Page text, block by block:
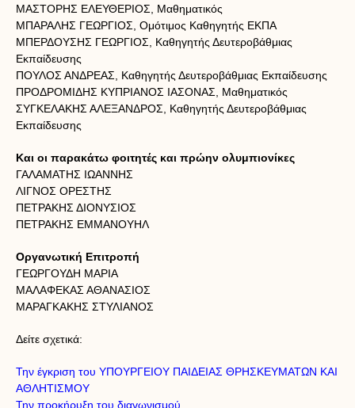
ΜΑΣΤΟΡΗΣ ΕΛΕΥΘΕΡΙΟΣ, Μαθηματικός
ΜΠΑΡΑΛΗΣ ΓΕΩΡΓΙΟΣ, Ομότιμος Καθηγητής ΕΚΠΑ
ΜΠΕΡΔΟΥΣΗΣ ΓΕΩΡΓΙΟΣ, Καθηγητής Δευτεροβάθμιας
Εκπαίδευσης
ΠΟΥΛΟΣ ΑΝΔΡΕΑΣ, Καθηγητής Δευτεροβάθμιας Εκπαίδευσης
ΠΡΟΔΡΟΜΙΔΗΣ ΚΥΠΡΙΑΝΟΣ ΙΑΣΟΝΑΣ, Μαθηματικός
ΣΥΓΚΕΛΑΚΗΣ ΑΛΕΞΑΝΔΡΟΣ, Καθηγητής Δευτεροβάθμιας
Εκπαίδευσης
Και οι παρακάτω φοιτητές και πρώην ολυμπιονίκες
ΓΑΛΑΜΑΤΗΣ ΙΩΑΝΝΗΣ
ΛΙΓΝΟΣ ΟΡΕΣΤΗΣ
ΠΕΤΡΑΚΗΣ ΔΙΟΝΥΣΙΟΣ
ΠΕΤΡΑΚΗΣ ΕΜΜΑΝΟΥΗΛ
Οργανωτική Επιτροπή
ΓΕΩΡΓΟΥΔΗ ΜΑΡΙΑ
ΜΑΛΑΦΕΚΑΣ ΑΘΑΝΑΣΙΟΣ
ΜΑΡΑΓΚΑΚΗΣ ΣΤΥΛΙΑΝΟΣ
Δείτε σχετικά:
Την έγκριση του ΥΠΟΥΡΓΕΙΟΥ ΠΑΙΔΕΙΑΣ ΘΡΗΣΚΕΥΜΑΤΩΝ ΚΑΙ
ΑΘΛΗΤΙΣΜΟΥ
Την προκήρυξη του διαγωνισμού